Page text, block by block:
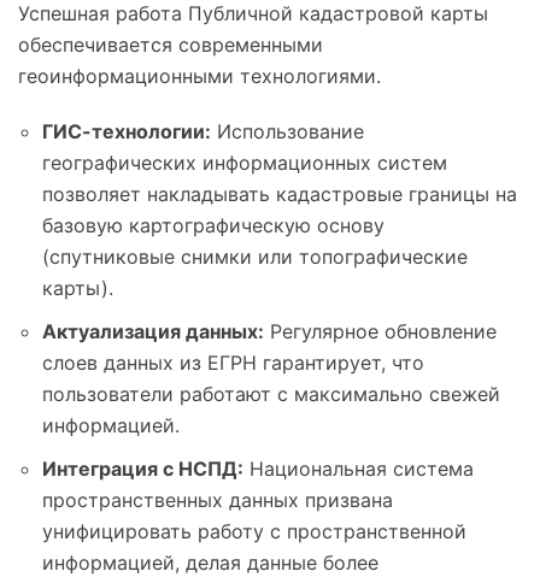
Успешная работа Публичной кадастровой карты
обеспечивается современными
геоинформационными технологиями.
ГИС-технологии: Использование
географических информационных систем
позволяет накладывать кадастровые границы на
базовую картографическую основу
(спутниковые снимки или топографические
карты).
Актуализация данных: Регулярное обновление
слоев данных из ЕГРН гарантирует, что
пользователи работают с максимально свежей
информацией.
Интеграция с НСПД: Национальная система
пространственных данных призвана
унифицировать работу с пространственной
информацией, делая данные более